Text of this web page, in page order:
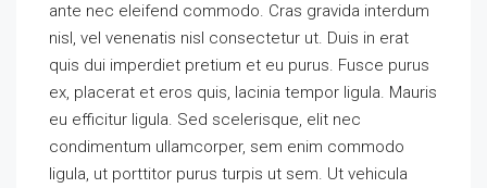
ante nec eleifend commodo. Cras gravida interdum
nisl, vel venenatis nisl consectetur ut. Duis in erat
quis dui imperdiet pretium et eu purus. Fusce purus
ex, placerat et eros quis, lacinia tempor ligula. Mauris
eu efficitur ligula. Sed scelerisque, elit nec
condimentum ullamcorper, sem enim commodo
ligula, ut porttitor purus turpis ut sem. Ut vehicula